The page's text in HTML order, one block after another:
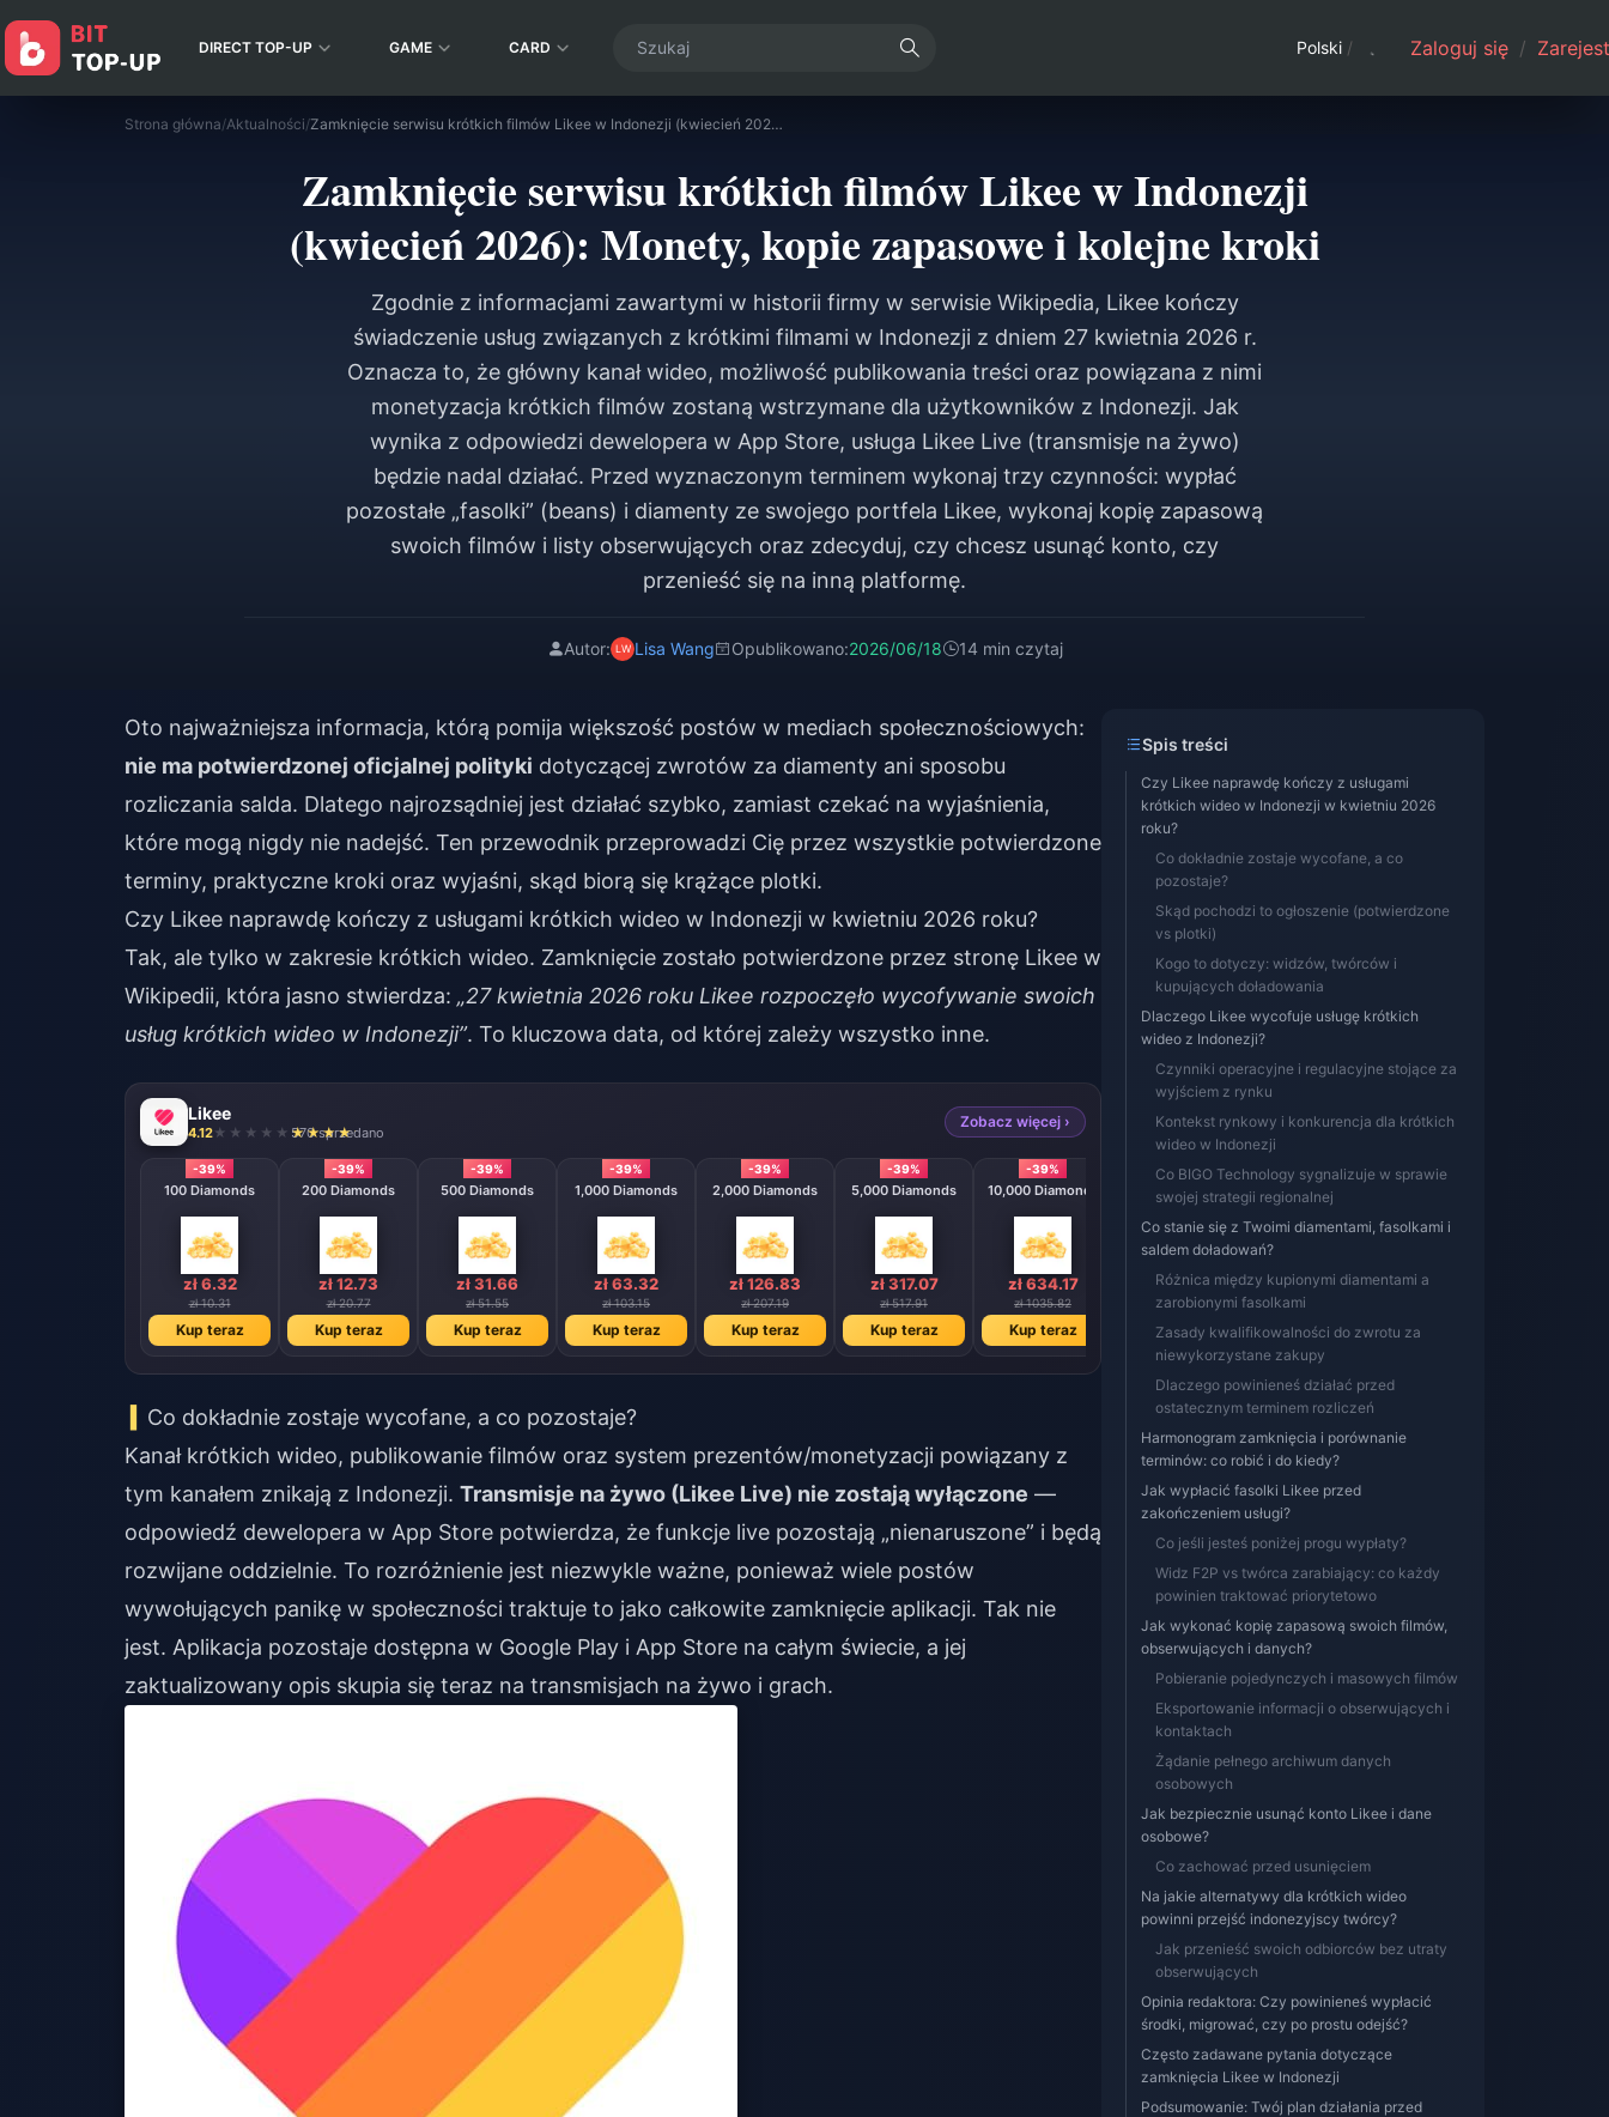
DIRECT TOP-UP GAME CARD Polski / Zaloguj się /
Strona główna/Aktualności/ Zamknięcie serwisu krótkich filmów Likee w Indonezji (kwiecień 2026): Monety, kopie zapasowe i kolejne kroki
Zamknięcie serwisu krótkich filmów Likee w Indonezji
(kwiecień 2026): Monety, kopie zapasowe i kolejne kroki
Zgodnie z informacjami zawartymi w historii firmy w serwisie Wikipedia, Likee kończy
świadczenie usług związanych z krótkimi filmami w Indonezji z dniem 27 kwietnia 2026 r.
Oznacza to, że główny kanał wideo, możliwość publikowania treści oraz powiązana z nimi
monetyzacja krótkich filmów zostaną wstrzymane dla użytkowników z Indonezji. Jak
wynika z odpowiedzi dewelopera w App Store, usługa Likee Live (transmisje na żywo)
będzie nadal działać. Przed wyznaczonym terminem wykonaj trzy czynności: wypłać
pozostałe „fasolki” (beans) i diamenty ze swojego portfela Likee, wykonaj kopię zapasową
swoich filmów i listy obserwujących oraz zdecyduj, czy chcesz usunąć konto, czy
przenieść się na inną platformę.
Autor: Lisa Wang Opublikowano:2026/06/18 14 min czytaj
Oto najważniejsza informacja, którą pomija większość postów w mediach społecznościowych:
nie ma potwierdzonej oficjalnej polityki dotyczącej zwrotów za diamenty ani sposobu
rozliczania salda. Dlatego najrozsądniej jest działać szybko, zamiast czekać na wyjaśnienia,
które mogą nigdy nie nadejść. Ten przewodnik przeprowadzi Cię przez wszystkie potwierdzone
terminy, praktyczne kroki oraz wyjaśni, skąd biorą się krążące plotki.
Czy Likee naprawdę kończy z usługami krótkich wideo w Indonezji w kwietniu 2026 roku?
Tak, ale tylko w zakresie krótkich wideo. Zamknięcie zostało potwierdzone przez stronę Likee w
Wikipedii, która jasno stwierdza: „27 kwietnia 2026 roku Likee rozpoczęło wycofywanie swoich
usług krótkich wideo w Indonezji”. To kluczowa data, od której zależy wszystko inne.
Likee
4.12 570 sprzedano
Zobacz więcej ›
-39%
100 Diamonds
zł 6.32
zł 10.31
Kup teraz
-39%
200 Diamonds
zł 12.73
zł 20.77
Kup teraz
-39%
500 Diamonds
zł 31.66
zł 51.55
Kup teraz
-39%
1,000 Diamonds
zł 63.32
zł 103.15
Kup teraz
-39%
2,000 Diamonds
zł 126.83
zł 207.19
Kup teraz
-39%
5,000 Diamonds
zł 317.07
zł 517.91
Kup teraz
-39%
10,000 Diamonds
zł 634.17
zł 1035.82
Kup teraz
-39%
20000 Diamonds
zł 1268.35
zł 2071.63
Kup teraz
Co dokładnie zostaje wycofane, a co pozostaje?
Kanał krótkich wideo, publikowanie filmów oraz system prezentów/monetyzacji powiązany z
tym kanałem znikają z Indonezji. Transmisje na żywo (Likee Live) nie zostają wyłączone —
odpowiedź dewelopera w App Store potwierdza, że funkcje live pozostają „nienaruszone” i będą
rozwijane oddzielnie. To rozróżnienie jest niezwykle ważne, ponieważ wiele postów
wywołujących panikę w społeczności traktuje to jako całkowite zamknięcie aplikacji. Tak nie
jest. Aplikacja pozostaje dostępna w Google Play i App Store na całym świecie, a jej
zaktualizowany opis skupia się teraz na transmisjach na żywo i grach.
Spis treści
Czy Likee naprawdę kończy z usługami
krótkich wideo w Indonezji w kwietniu 2026
roku?
Co dokładnie zostaje wycofane, a co
pozostaje?
Skąd pochodzi to ogłoszenie (potwierdzone
vs plotki)
Kogo to dotyczy: widzów, twórców i
kupujących doładowania
Dlaczego Likee wycofuje usługę krótkich
wideo z Indonezji?
Czynniki operacyjne i regulacyjne stojące za
wyjściem z rynku
Kontekst rynkowy i konkurencja dla krótkich
wideo w Indonezji
Co BIGO Technology sygnalizuje w sprawie
swojej strategii regionalnej
Co stanie się z Twoimi diamentami, fasolkami i
saldem doładowań?
Różnica między kupionymi diamentami a
zarobionymi fasolkami
Zasady kwalifikowalności do zwrotu za
niewykorzystane zakupy
Dlaczego powinieneś działać przed
ostatecznym terminem rozliczeń
Harmonogram zamknięcia i porównanie
terminów: co robić i do kiedy?
Jak wypłacić fasolki Likee przed
zakończeniem usługi?
Co jeśli jesteś poniżej progu wypłaty?
Widz F2P vs twórca zarabiający: co każdy
powinien traktować priorytetowo
Jak wykonać kopię zapasową swoich filmów,
obserwujących i danych?
Pobieranie pojedynczych i masowych filmów
Eksportowanie informacji o obserwujących i
kontaktach
Żądanie pełnego archiwum danych
osobowych
Jak bezpiecznie usunąć konto Likee i dane
osobowe?
Co zachować przed usunięciem
Na jakie alternatywy dla krótkich wideo
powinni przejść indonezyjscy twórcy?
Jak przenieść swoich odbiorców bez utraty
obserwujących
Opinia redaktora: Czy powinieneś wypłacić
środki, migrować, czy po prostu odejść?
Często zadawane pytania dotyczące
zamknięcia Likee w Indonezji
Podsumowanie: Twój plan działania przed